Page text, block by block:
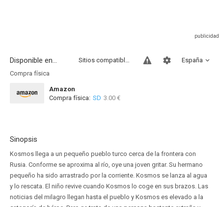
Disponible en... España
Sitios compatibles
Compra física
Amazon
Compra física: SD 3.00 €
Sinopsis
Kosmos llega a un pequeño pueblo turco cerca de la frontera con
Rusia. Conforme se aproxima al río, oye una joven gritar. Su hermano
pequeño ha sido arrastrado por la corriente. Kosmos se lanza al agua
y lo rescata. El niño revive cuando Kosmos lo coge en sus brazos. Las
noticias del milagro llegan hasta el pueblo y Kosmos es elevado a la